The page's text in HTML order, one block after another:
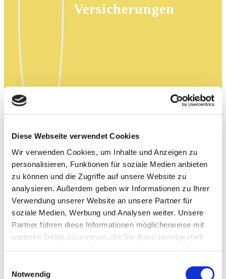
Diese Webseite verwendet Cookies
Wir verwenden Cookies, um Inhalte und Anzeigen zu
personalisieren, Funktionen für soziale Medien anbieten
zu können und die Zugriffe auf unsere Website zu
analysieren. Außerdem geben wir Informationen zu Ihrer
Verwendung unserer Website an unsere Partner für
soziale Medien, Werbung und Analysen weiter. Unsere
Partner führen diese Informationen möglicherweise mit
weiteren Daten zusammen, die Sie ihnen bereitgestellt
Notwendig
Versicherungen
Wie können wir Sie
unterstützen?
KONTAKT